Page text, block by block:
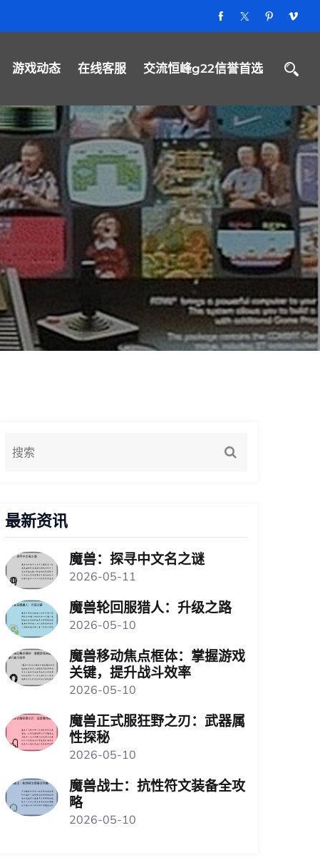
游戏动态 在线客服 交流恒峰g22信誉首选
最新资讯
魔兽：探寻中文名之谜
2026-05-11
魔兽轮回服猎人：升级之路
2026-05-10
魔兽移动焦点框体：掌握游戏
关键，提升战斗效率
2026-05-10
魔兽正式服狂野之刃：武器属
性探秘
2026-05-10
魔兽战士：抗性符文装备全攻
略
2026-05-10